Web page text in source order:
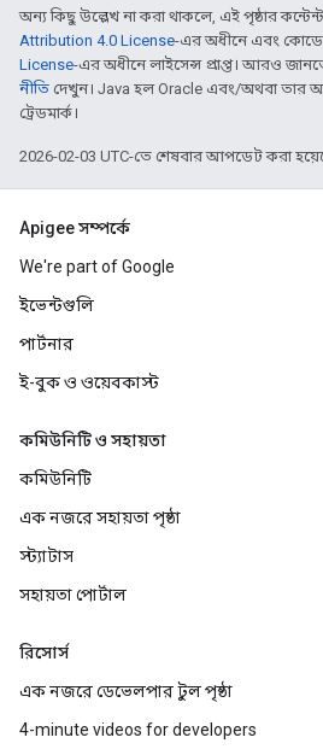
অন্য কিছু উল্লেখ না করা থাকলে, এই পৃষ্ঠার কন্টেন্ট
Attribution 4.0 License-এর অধীনে এবং
License-এর অধীনে লাইসেন্স প্রাপ্ত। আরও
নীতি দেখুন। Java হল Oracle এবং/অথবা তার
ট্রেডমার্ক।
2026-02-03 UTC-তে শেষবার আপডেট করা
Apigee সম্পর্কে
We're part of Google
ইভেন্টগুলি
পার্টনার
ই-বুক ও ওয়েবকাস্ট
কমিউনিটি ও সহায়তা
কমিউনিটি
এক নজরে সহায়তা পৃষ্ঠা
স্ট্যাটাস
সহায়তা পোর্টাল
রিসোর্স
এক নজরে ডেভেলপার টুল পৃষ্ঠা
4-minute videos for developers